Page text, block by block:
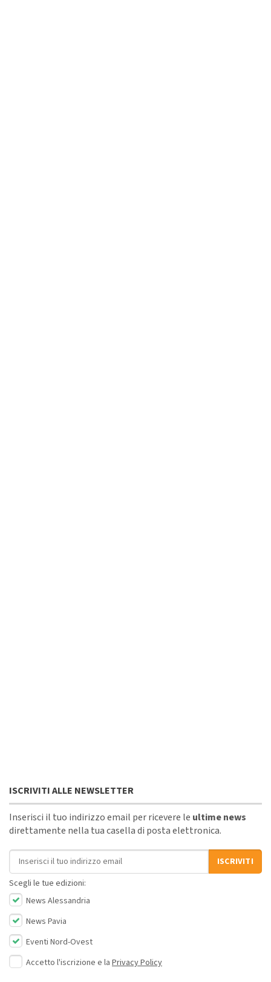
ISCRIVITI ALLE NEWSLETTER
Inserisci il tuo indirizzo email per ricevere le ultime news
direttamente nella tua casella di posta elettronica.
Indirizzo email
ISCRIVITI
Scegli le tue edizioni:
News Alessandria
News Pavia
Eventi Nord-Ovest
Accetto l'iscrizione e la Privacy Policy